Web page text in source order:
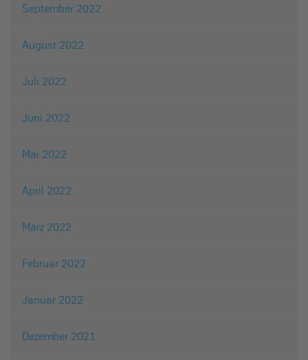
September 2022
August 2022
Juli 2022
Juni 2022
Mai 2022
April 2022
März 2022
Februar 2022
Januar 2022
Dezember 2021